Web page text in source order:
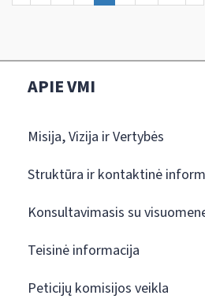
APIE VMI
Misija, Vizija ir Vertybės
Struktūra ir kontaktinė
Konsultavimasis su
Teisinė informacija
Peticijų komisijos veikla